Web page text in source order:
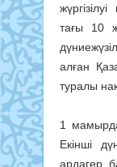
тағы 10
алған
туралы
1
Екінші
ардагер